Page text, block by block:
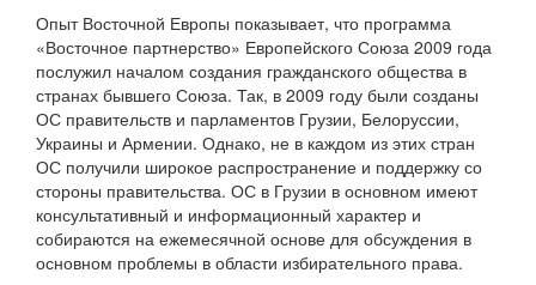
Опыт Восточной Европы показывает, что программа
«Восточное партнерство» Европейского Союза 2009 года
послужил началом создания гражданского общества в
странах бывшего Союза. Так, в 2009 году были созданы
ОС правительств и парламентов Грузии, Белоруссии,
Украины и Армении. Однако, не в каждом из этих стран
ОС получили широкое распространение и поддержку со
стороны правительства. ОС в Грузии в основном имеют
консультативный и информационный характер и
собираются на ежемесячной основе для обсуждения в
основном проблемы в области избирательного права.